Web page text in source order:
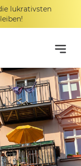
lukrativsten